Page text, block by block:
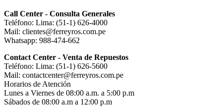
Call Center - Consulta Generales
Teléfono: Lima: (51-1) 626-4000
Mail: clientes@ferreyros.com.pe
Whatsapp: 988-474-662
Contact Center - Venta de Repuestos
Teléfono: Lima: (51-1) 626-5600
Mail: contactcenter@ferreyros.com.pe
Horarios de Atención
Lunes a Viernes de 08:00 a.m. a 5:00 p.m
Sábados de 08:00 a.m a 12:00 p.m